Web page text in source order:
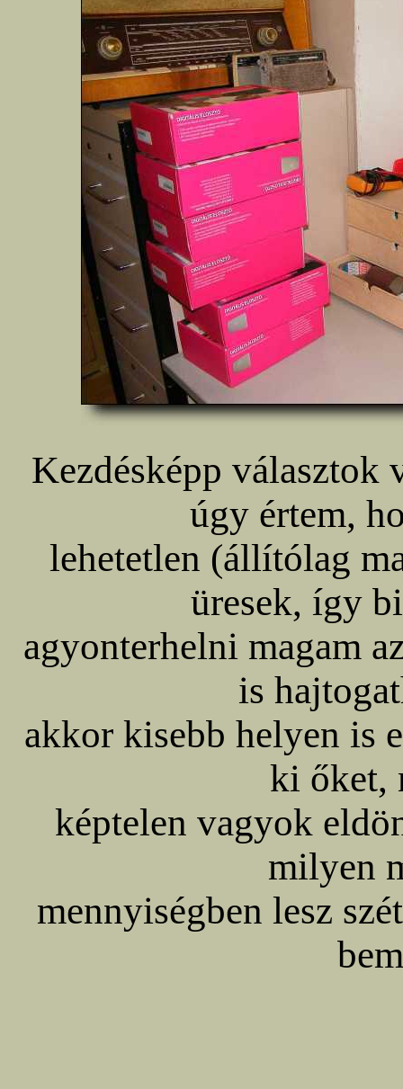
Kezdésképp választok
úgy értem,
lehetetlen (állítólag
üresek, így
agyonterhelni magam
is
akkor kisebb helyen is
ki őket,
képtelen vagyok
milyen
mennyiségben lesz